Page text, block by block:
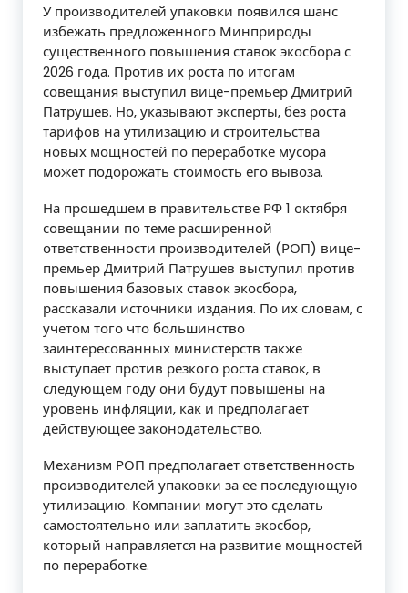
У производителей упаковки появился шанс
избежать предложенного Минприроды
существенного повышения ставок экосбора с
2026 года. Против их роста по итогам
совещания выступил вице-премьер Дмитрий
Патрушев. Но, указывают эксперты, без роста
тарифов на утилизацию и строительства
новых мощностей по переработке мусора
может подорожать стоимость его вывоза.
На прошедшем в правительстве РФ 1 октября
совещании по теме расширенной
ответственности производителей (РОП) вице-
премьер Дмитрий Патрушев выступил против
повышения базовых ставок экосбора,
рассказали источники издания. По их словам, с
учетом того что большинство
заинтересованных министерств также
выступает против резкого роста ставок, в
следующем году они будут повышены на
уровень инфляции, как и предполагает
действующее законодательство.
Механизм РОП предполагает ответственность
производителей упаковки за ее последующую
утилизацию. Компании могут это сделать
самостоятельно или заплатить экосбор,
который направляется на развитие мощностей
по переработке.